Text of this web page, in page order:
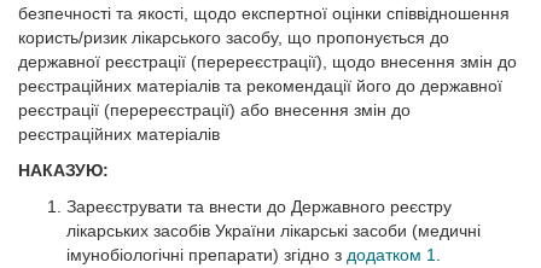
безпечності та якості, щодо експертної оцінки співвідношення
користь/ризик лікарського засобу, що пропонується до
державної реєстрації (перереєстрації), щодо внесення змін до
реєстраційних матеріалів та рекомендації його до державної
реєстрації (перереєстрації) або внесення змін до
реєстраційних матеріалів
НАКАЗУЮ:
Зареєструвати та внести до Державного реєстру
лікарських засобів України лікарські засоби (медичні
імунобіологічні препарати) згідно з додатком 1